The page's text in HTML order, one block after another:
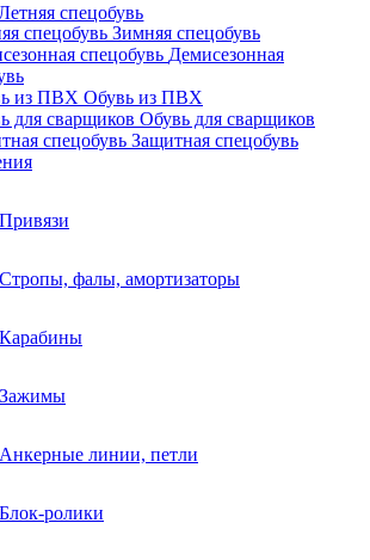
Летняя спецобувь
Зимняя спецобувь
Демисезонная
Обувь из ПВХ
Обувь для сварщиков
Защитная спецобувь
Привязи
Стропы, фалы, амортизаторы
Карабины
Зажимы
Анкерные линии, петли
Блок-ролики